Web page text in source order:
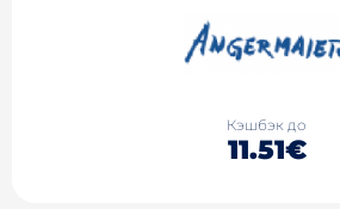
Кэшбэк до
11.51€